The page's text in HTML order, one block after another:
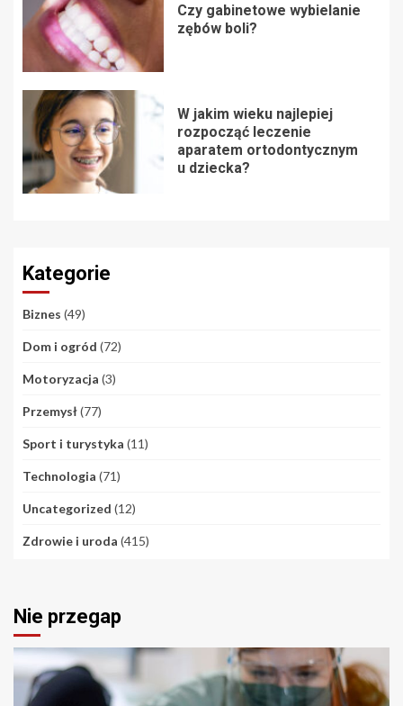
Czy gabinetowe wybielanie
zębów boli?
W jakim wieku najlepiej
rozpocząć leczenie
aparatem ortodontycznym
u dziecka?
Kategorie
Biznes (49)
Dom i ogród (72)
Motoryzacja (3)
Przemysł(77)
Sport i turystyka (11)
Technologia (71)
Uncategorized (12)
Zdrowie i uroda (415)
Nie przegap